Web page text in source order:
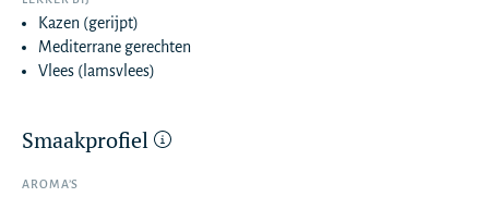
Kazen (gerijpt)
Mediterrane gerechten
Vlees (lamsvlees)
Smaakprofiel
AROMA’S